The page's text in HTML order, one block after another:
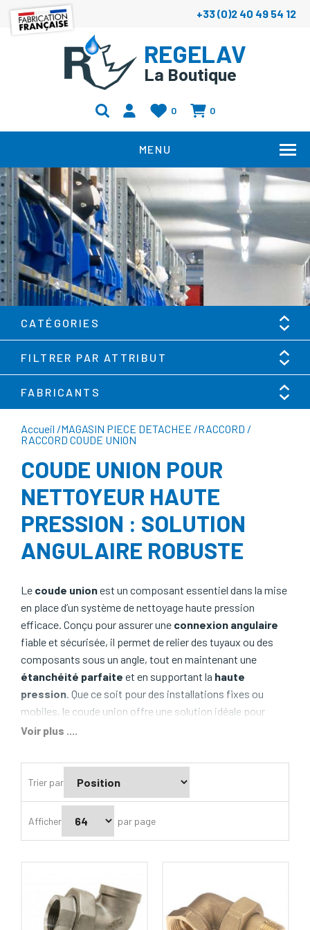
+33 (0)2 40 49 54 12
REGELAV
La Boutique
0 0
MENU
Accueil /MAGASIN PIECE DETACHEE /RACCORD /
RACCORD COUDE UNION
CATÉGORIES
FILTRER PAR ATTRIBUT
FABRICANTS
COUDE UNION POUR
NETTOYEUR HAUTE
PRESSION : SOLUTION
ANGULAIRE ROBUSTE
Le coude unionest un composant essentiel dans la mise
en place d’un système de nettoyage haute pression
efficace. Conçu pour assurer une connexion angulaire
fiable et sécurisée, il permet de relier des tuyaux ou des
composants sous un angle, tout en maintenant une
étanchéité parfaite et en supportant la haute
pression. Que ce soit pour des installations fixes ou
mobiles, le coude union offre une solution idéale pour
optimiser la configuration de vos systèmes de nettoyage.
corrosion, aux variations de température et aux
environnements abrasifs. Il permet d’orienter les flux tout
en maintenant une pression stable, indispensable pour
assurer unnettoyage efficacedans des secteurs
Disponible en différentes tailles et matériaux, lecoude
unions’adapte à vos besoins spécifiques et assure une
Voir plus ....
Trier par
Afficher par page